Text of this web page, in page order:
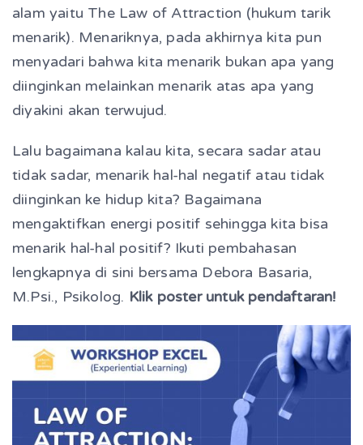
alam yaitu The Law of Attraction (hukum tarik
menarik). Menariknya, pada akhirnya kita pun
menyadari bahwa kita menarik bukan apa yang
diinginkan melainkan menarik atas apa yang
diyakini akan terwujud.
Lalu bagaimana kalau kita, secara sadar atau
tidak sadar, menarik hal-hal negatif atau tidak
diinginkan ke hidup kita? Bagaimana
mengaktifkan energi positif sehingga kita bisa
menarik hal-hal positif? Ikuti pembahasan
lengkapnya di sini bersama Debora Basaria,
M.Psi., Psikolog. Klik poster untuk pendaftaran!